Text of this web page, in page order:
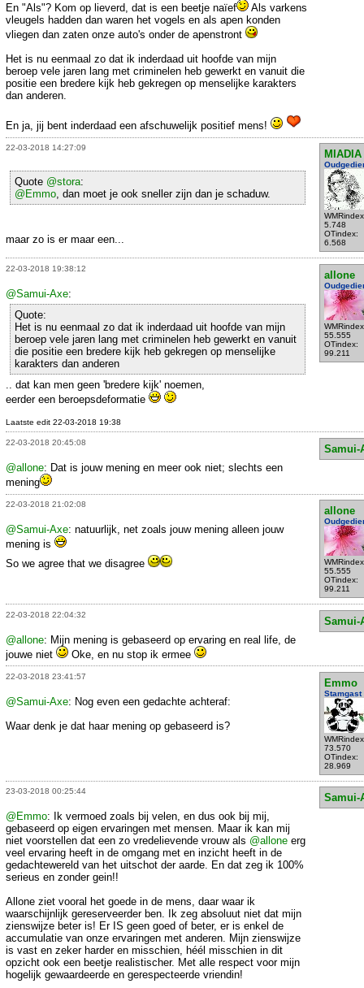
En "Als"? Kom op lieverd, dat is een beetje naïef
Als varkens
vleugels hadden dan waren het vogels en als apen konden
vliegen dan zaten onze auto's onder de apenstront
Het is nu eenmaal zo dat ik inderdaad uit hoofde van mijn
beroep vele jaren lang met criminelen heb gewerkt en vanuit die
positie een bredere kijk heb gekregen op menselijke karakters
dan anderen.
En ja, jij bent inderdaad een afschuwelijk positief mens!
22-03-2018 14:27:09
MIADIA
5.748
OTindex:
6.568
Quote @stora:
@Emmo, dan moet je ook sneller zijn dan je schaduw.
maar zo is er maar een...
22-03-2018 19:38:12
allone
55.555
OTindex:
99.211
@Samui-Axe:
Quote:
Het is nu eenmaal zo dat ik inderdaad uit hoofde van mijn
beroep vele jaren lang met criminelen heb gewerkt en vanuit
die positie een bredere kijk heb gekregen op menselijke
karakters dan anderen
.. dat kan men geen 'bredere kijk' noemen,
eerder een beroepsdeformatie
Laatste edit 22-03-2018 19:38
22-03-2018 20:45:08
Samui-
@allone: Dat is jouw mening en meer ook niet; slechts een
mening
22-03-2018 21:02:08
allone
55.555
OTindex:
99.211
@Samui-Axe: natuurlijk, net zoals jouw mening alleen jouw
mening is
So we agree that we disagree
22-03-2018 22:04:32
Samui-
@allone: Mijn mening is gebaseerd op ervaring en real life, de
jouwe niet
Oke, en nu stop ik ermee
22-03-2018 23:41:57
Emmo
Stamgast
73.570
OTindex:
28.969
@Samui-Axe: Nog even een gedachte achteraf:
Waar denk je dat haar mening op gebaseerd is?
23-03-2018 00:25:44
Samui-
@Emmo: Ik vermoed zoals bij velen, en dus ook bij mij,
gebaseerd op eigen ervaringen met mensen. Maar ik kan mij
niet voorstellen dat een zo vredelievende vrouw als @allone erg
veel ervaring heeft in de omgang met en inzicht heeft in de
gedachtewereld van het uitschot der aarde. En dat zeg ik 100%
serieus en zonder gein!!
Allone ziet vooral het goede in de mens, daar waar ik
waarschijnlijk gereserveerder ben. Ik zeg absoluut niet dat mijn
zienswijze beter is! Er IS geen goed of beter, er is enkel de
accumulatie van onze ervaringen met anderen. Mijn zienswijze
is vast en zeker harder en misschien, héél misschien in dit
opzicht ook een beetje realistischer. Met alle respect voor mijn
hogelijk gewaardeerde en gerespecteerde vriendin!